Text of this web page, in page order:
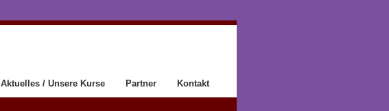
Aktuelles / Unsere Kurse Partner Kontakt